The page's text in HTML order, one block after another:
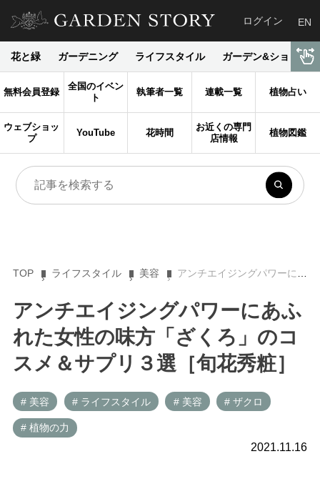
ログイン EN
花と緑 ガーデニング ライフスタイル ガーデン&ショップ
無料会員登録
全国のイベン
ト
執筆者一覧 連載一覧 植物占い
ウェブショッ
プ
YouTube 花時間
お近くの専門
店情報
植物図鑑
TOP ライフスタイル 美容 アンチエイジングパワーにあふれた女性の味方「ざくろ」のコスメ＆サプリ３選［旬花秀粧］
アンチエイジングパワーにあふ
れた女性の味方「ざくろ」のコ
スメ＆サプリ３選［旬花秀粧］
# 美容 # ライフスタイル # 美容 # ザクロ
# 植物の力
2021.11.16